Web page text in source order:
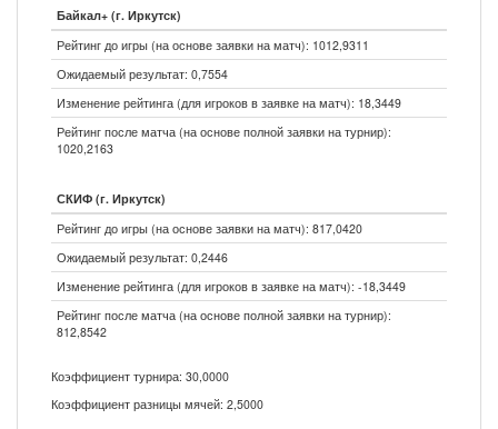
Байкал+ (г. Иркутск)
Рейтинг до игры (на основе заявки на матч): 1012,9311
Ожидаемый результат: 0,7554
Изменение рейтинга (для игроков в заявке на матч): 18,3449
Рейтинг после матча (на основе полной заявки на турнир):
1020,2163
СКИФ (г. Иркутск)
Рейтинг до игры (на основе заявки на матч): 817,0420
Ожидаемый результат: 0,2446
Изменение рейтинга (для игроков в заявке на матч): -18,3449
Рейтинг после матча (на основе полной заявки на турнир):
812,8542
Коэффициент турнира: 30,0000
Коэффициент разницы мячей: 2,5000